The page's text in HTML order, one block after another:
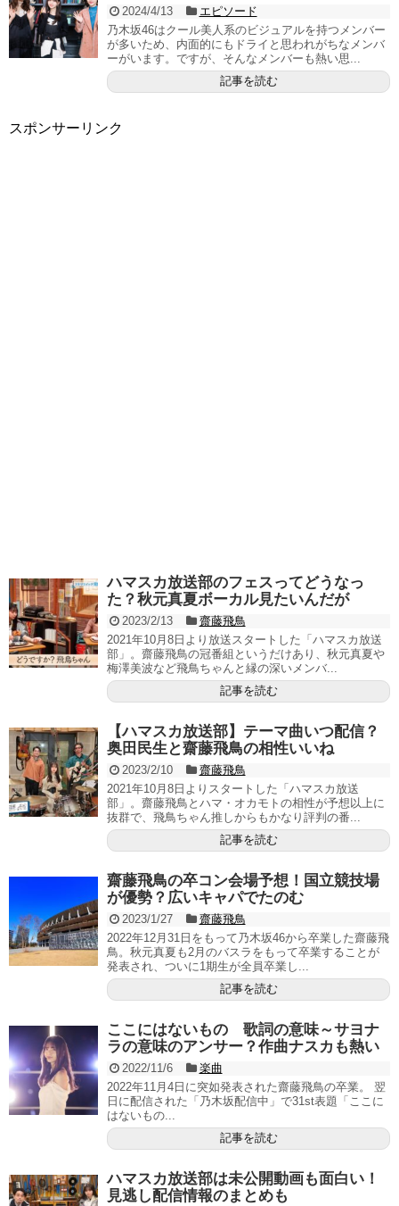
2024/4/13
エピソード
乃木坂46はクール美人系のビジュアルを持つメンバー
が多いため、内面的にもドライと思われがちなメンバ
ーがいます。ですが、そんなメンバーも熱い思...
記事を読む
スポンサーリンク
ハマスカ放送部のフェスってどうなっ
た？秋元真夏ボーカル見たいんだが
2023/2/13
齋藤飛鳥
2021年10月8日より放送スタートした「ハマスカ放送
部」。齋藤飛鳥の冠番組というだけあり、秋元真夏や
梅澤美波など飛鳥ちゃんと縁の深いメンバ...
記事を読む
【ハマスカ放送部】テーマ曲いつ配信？
奥田民生と齋藤飛鳥の相性いいね
2023/2/10
齋藤飛鳥
2021年10月8日よりスタートした「ハマスカ放送
部」。齋藤飛鳥とハマ・オカモトの相性が予想以上に
抜群で、飛鳥ちゃん推しからもかなり評判の番...
記事を読む
齋藤飛鳥の卒コン会場予想！国立競技場
が優勢？広いキャパでたのむ
2023/1/27
齋藤飛鳥
2022年12月31日をもって乃木坂46から卒業した齋藤飛
鳥。秋元真夏も2月のバスラをもって卒業することが
発表され、ついに1期生が全員卒業し...
記事を読む
ここにはないもの 歌詞の意味～サヨナ
ラの意味のアンサー？作曲ナスカも熱い
2022/11/6
楽曲
2022年11月4日に突如発表された齋藤飛鳥の卒業。 翌
日に配信された「乃木坂配信中」で31st表題「ここに
はないもの...
記事を読む
ハマスカ放送部は未公開動画も面白い！
見逃し配信情報のまとめも